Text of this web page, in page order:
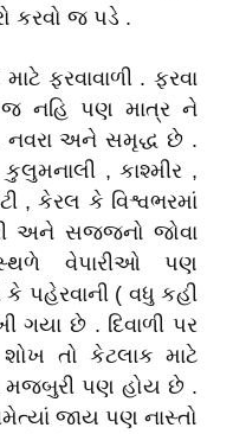
કરવો જ પડે .
ફરવાવાળી . ફરવા
નહિ પણ માત્ર ને
નવરા અને સમૃદ્ધ છે .
, કાશ્મીર ,
, કેરલ કે વિશ્વભરમાં
અને સજ્જનો જોવા
વેપારીઓ પણ
પહેરવાની ( વધુ કહી
ગયા છે . દિવાળી પર
તો કેટલાક માટે
મજબુરી પણ હોય છે .
જાય પણ નાસ્તો